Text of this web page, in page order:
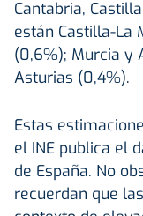
Cantabria,
están Castilla-La
(0,6%); Murcia y
Asturias (0,4%).
Estas
el INE publica el
de España. No
recuerdan que